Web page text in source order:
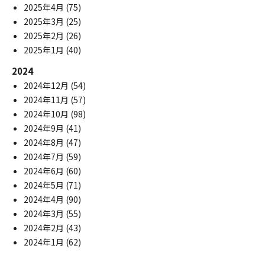
2025年4月 (75)
2025年3月 (25)
2025年2月 (26)
2025年1月 (40)
2024
2024年12月 (54)
2024年11月 (57)
2024年10月 (98)
2024年9月 (41)
2024年8月 (47)
2024年7月 (59)
2024年6月 (60)
2024年5月 (71)
2024年4月 (90)
2024年3月 (55)
2024年2月 (43)
2024年1月 (62)